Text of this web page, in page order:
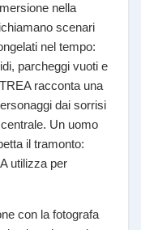
nella
scenari
nel tempo:
parcheggi vuoti e
racconta una
dai sorrisi
Un uomo
il tramonto:
utilizza per
con la fotografa